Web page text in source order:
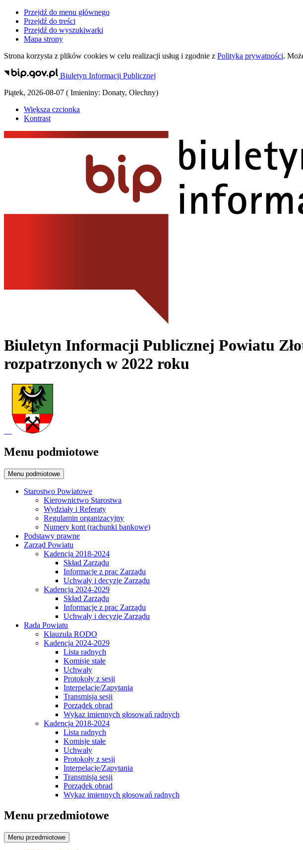
Przejdź do menu głównego
Przejdź do treści
Przejdź do wyszukiwarki
Mapa strony
Strona korzysta z plików cookies w celu realizacji usług i zgodnie z Polityką prywatności.
Biuletyn Informacji Publicznej
Piątek, 2026-08-07 ( Imieniny: Donaty, Olechny)
Większa czcionka
Kontrast
Biuletyn Informacji Publicznej Powiatu
rozpatrzonych w 2022 roku
Menu podmiotowe
Menu podmiotowe
Starostwo Powiatowe
Kierownictwo Starostwa
Wydziały i Referaty
Regulamin organizacyjny
Numery kont (rachunki bankowe)
Podstawy prawne
Zarząd Powiatu
Kadencja 2018-2024
Skład Zarządu
Informacje z prac Zarządu
Uchwały i decyzje Zarządu
Kadencja 2024-2029
Skład Zarządu
Informacje z prac Zarządu
Uchwały i decyzje Zarządu
Rada Powiatu
Klauzula RODO
Kadencja 2024-2029
Lista radnych
Komisje stałe
Uchwały
Protokoły z sesji
Interpelacje/Zapytania
Transmisja sesji
Porządek obrad
Wykaz imiennych głosowań radnych
Kadencja 2018-2024
Lista radnych
Komisje stałe
Uchwały
Protokoły z sesji
Interpelacje/Zapytania
Transmisja sesji
Porządek obrad
Wykaz imiennych głosowań radnych
Menu przedmiotowe
Menu przedmiotowe